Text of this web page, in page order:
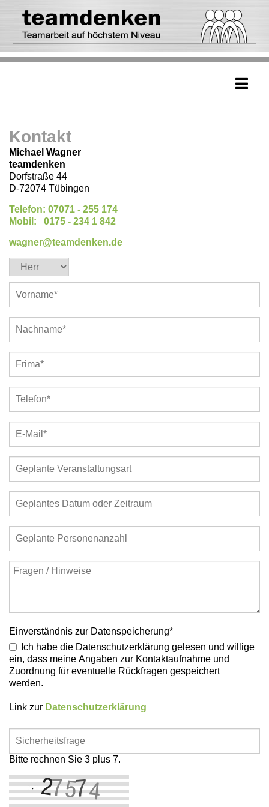
Kontakt
Michael Wagner
teamdenken
Dorfstraße 44
D-72074 Tübingen
Telefon: 07071 - 255 174
Mobil: 0175 - 234 1 842
wagner@teamdenken.de
Einverständnis zur Datenspeicherung*
Ich habe die Datenschutzerklärung gelesen und willige
ein, dass meine Angaben zur Kontaktaufnahme und
Zuordnung für eventuelle Rückfragen gespeichert
werden.
Link zur Datenschutzerklärung
Bitte rechnen Sie 3 plus 7.